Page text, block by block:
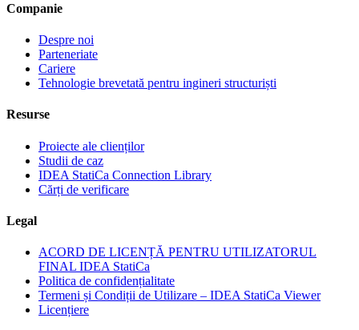
Companie
Despre noi
Parteneriate
Cariere
Tehnologie brevetată pentru ingineri structuriști
Resurse
Proiecte ale clienților
Studii de caz
IDEA StatiCa Connection Library
Cărți de verificare
Legal
ACORD DE LICENȚĂ PENTRU UTILIZATORUL
FINAL IDEA StatiCa
Politica de confidențialitate
Termeni și Condiții de Utilizare – IDEA StatiCa Viewer
Licențiere